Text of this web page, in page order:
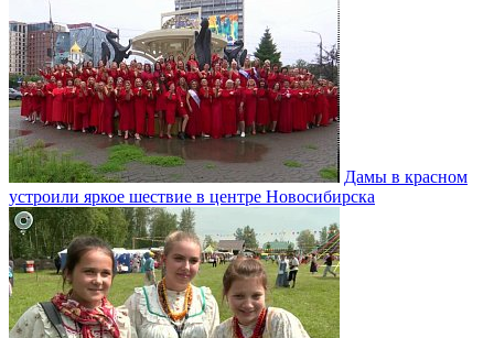
Дамы в красном
устроили яркое шествие в центре Новосибирска